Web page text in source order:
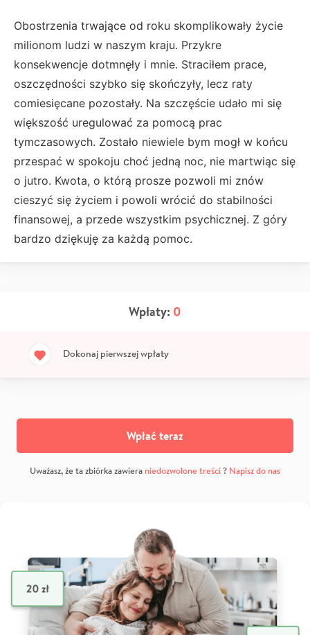
Obostrzenia trwające od roku skomplikowały życie
milionom ludzi w naszym kraju. Przykre
konsekwencje dotmnęły i mnie. Straciłem prace,
oszczędności szybko się skończyły, lecz raty
comiesięcane pozostały. Na szczęście udało mi się
większość uregulować za pomocą prac
tymczasowych. Zostało niewiele bym mogł w końcu
przespać w spokoju choć jedną noc, nie martwiąc się
o jutro. Kwota, o którą prosze pozwoli mi znów
cieszyć się życiem i powoli wrócić do stabilności
finansowej, a przede wszystkim psychicznej. Z góry
bardzo dziękuję za każdą pomoc.
Wpłaty: 0
Dokonaj pierwszej wpłaty
Wpłać teraz
Uważasz, że ta zbiórka zawiera niedozwolone treści? Napisz do nas